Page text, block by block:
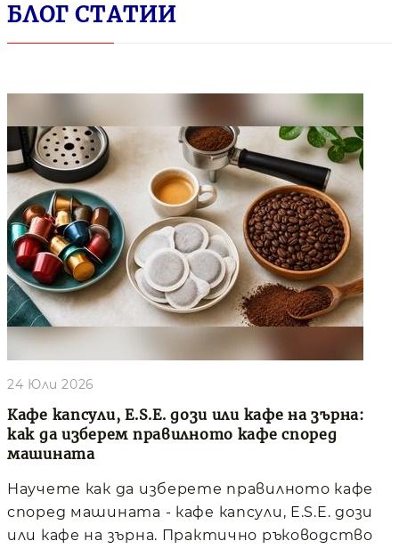
БЛОГ СТАТИИ
Кафе капсули, E.S.E. дози или кафе на зърна:
как да изберем правилното кафе според
машината
24 Юли 2026
Научете как да изберете правилното кафе
според машината - кафе капсули, E.S.E. дози
или кафе на зърна. Практично ръководство